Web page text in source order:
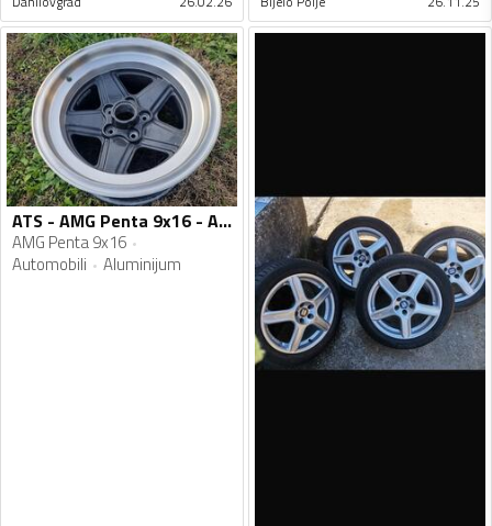
ATS - AMG Penta 9x16 - Aluminijum felne
AMG Penta 9x16
Automobili
Aluminijum